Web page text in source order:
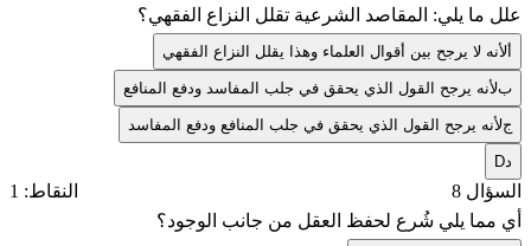
علل ما يلي: المقاصد الشرعية تقلل النزاع الفقهي؟
لأنه لا يرجح بين أقوال العلماء وهذا يقلل النزاع الفقهي
بلأنه يرجح القول الذي يحقق في جلب المفاسد ودفع المنافع
جلأنه يرجح القول الذي يحقق في جلب المنافع ودفع المفاسد
D
السؤال 8
النقاط: 1
أي مما يلي شُرع لحفظ العقل من جانب الوجود؟